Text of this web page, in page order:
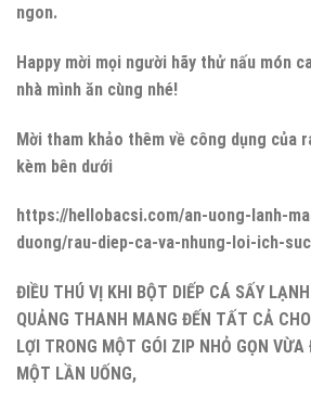
ngon.
Happy mời mọi người hãy thử nấu món
nhà mình ăn cùng nhé!
Mời tham khảo thêm về công dụng của
kèm bên dưới
https://hellobacsi.com/an-uong-lanh-
duong/rau-diep-ca-va-nhung-loi-ich-
ĐIỀU THÚ VỊ KHI BỘT DIẾP CÁ SẤY
QUẢNG THANH MANG ĐẾN TẤT CẢ
LỢI TRONG MỘT GÓI ZIP NHỎ GỌN
MỘT LẦN UỐNG,